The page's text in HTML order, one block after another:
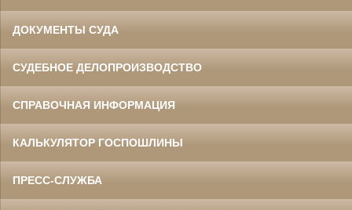
ДОКУМЕНТЫ СУДА
СУДЕБНОЕ ДЕЛОПРОИЗВОДСТВО
СПРАВОЧНАЯ ИНФОРМАЦИЯ
КАЛЬКУЛЯТОР ГОСПОШЛИНЫ
ПРЕСС-СЛУЖБА